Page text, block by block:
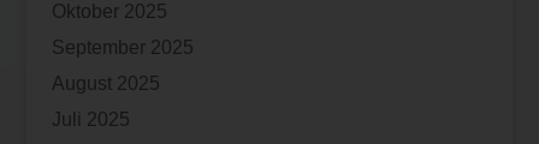
Oktober 2025
September 2025
August 2025
Juli 2025